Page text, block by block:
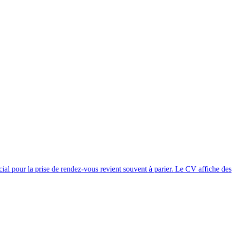
pour la prise de rendez-vous revient souvent à parier. Le CV affiche des